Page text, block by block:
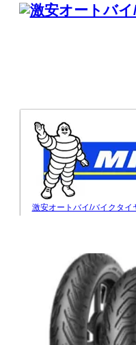
激安オートバイ/バイクタイ